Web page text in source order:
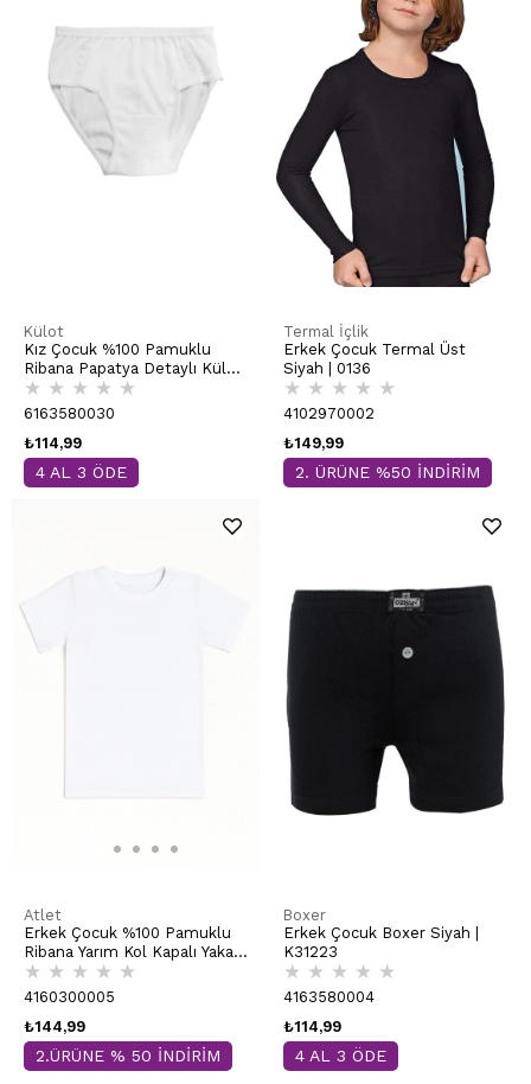
Külot
Kız Çocuk %100 Pamuklu
Ribana Papatya Detaylı Külot
| Beyaz K0825
★ ★ ★ ★ ★
6163580030
₺114,99
4 AL 3 ÖDE
Termal İçlik
Erkek Çocuk Termal Üst
Siyah | 0136
★ ★ ★ ★ ★
4102970002
₺149,99
2. ÜRÜNE %50 İNDİRİM
Atlet
Erkek Çocuk %100 Pamuklu
Ribana Yarım Kol Kapalı Yaka
Fanila | Beyaz 0706
★ ★ ★ ★ ★
4160300005
₺144,99
2.ÜRÜNE % 50 İNDİRİM
Boxer
Erkek Çocuk Boxer Siyah |
K31223
★ ★ ★ ★ ★
4163580004
₺114,99
4 AL 3 ÖDE